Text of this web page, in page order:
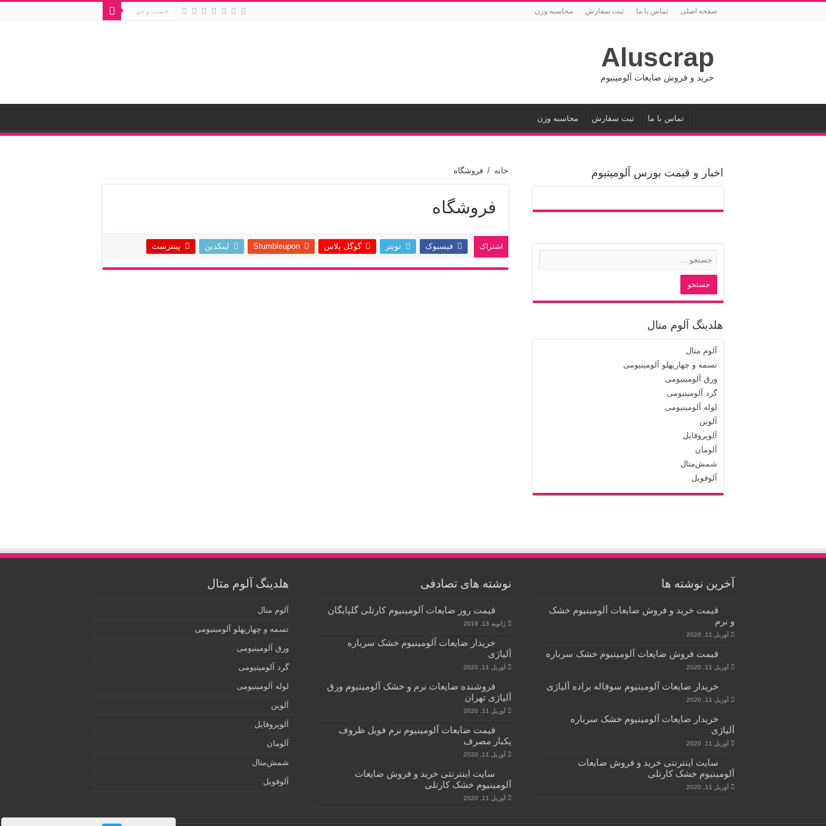
صفحه اصلی تماس با ما ثبت سفارش محاسبه وزن
Aluscrap
خرید و فروش ضایعات آلومینیوم
تماس با ما ثبت سفارش محاسبه وزن
خانه / فروشگاه
فروشگاه
اشتراک فیسبوک تویتر گوگل پلاس Stumbleupon لینکدین پینترست
اخبار و قیمت بورس آلومینیوم
هلدینگ آلوم متال
آلوم متال
تسمه و چهارپهلو آلومینیومی
ورق آلومینیومی
گرد آلومینیومی
لوله آلومینیومی
آلوین
آلوپروفایل
آلومان
شمش‌متال
آلوفویل
آخرین نوشته ها
قیمت خرید و فروش ضایعات آلومینیوم خشک
و نرم
آوریل 11, 2020
قیمت فروش ضایعات آلومینیوم خشک سرباره
آوریل 11, 2020
خریدار ضایعات آلومینیوم سوفاله براده آلیاژی
آوریل 11, 2020
خریدار ضایعات آلومینیوم خشک سرباره
آلیاژی
آوریل 11, 2020
سایت اینترنتی خرید و فروش ضایعات
آلومینیوم خشک کارتلی
آوریل 11, 2020
نوشته های تصادفی
قیمت روز ضایعات آلومینیوم کارتلی گلپایگان
ژانویه 13, 2019
خریدار ضایعات آلومینیوم خشک سرباره
آلیاژی
آوریل 11, 2020
فروشنده ضایعات نرم و خشک آلومینیوم ورق
آلیاژی تهران
آوریل 11, 2020
قیمت ضایعات آلومینیوم نرم فویل ظروف
یکبار مصرف
آوریل 11, 2020
سایت اینترنتی خرید و فروش ضایعات
آلومینیوم خشک کارتلی
آوریل 11, 2020
هلدینگ آلوم متال
آلوم متال
تسمه و چهارپهلو آلومینیومی
ورق آلومینیومی
گرد آلومینیومی
لوله آلومینیومی
آلوین
آلوپروفایل
آلومان
شمش‌متال
آلوفویل